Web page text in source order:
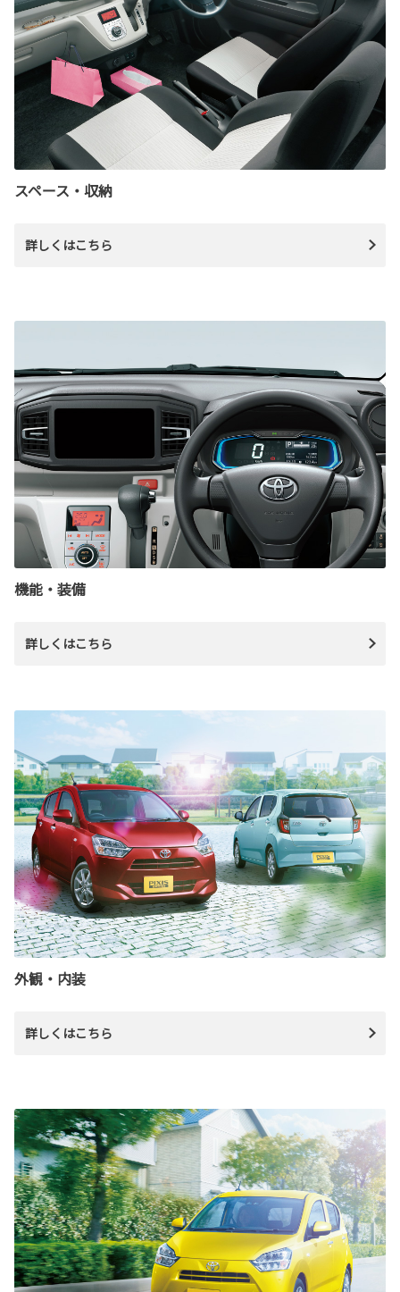
スペース・収納
詳しくはこちら
機能・装備
詳しくはこちら
外観・内装
詳しくはこちら